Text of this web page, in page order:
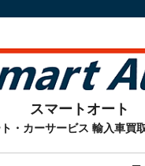
スマートオート
ト・カーサービス 輸入車買